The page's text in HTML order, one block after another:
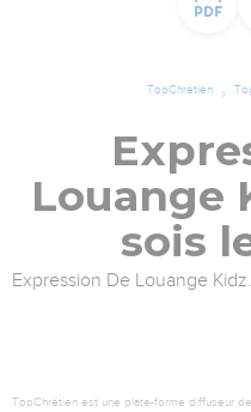
TopChrétien
Louange
sois
Expression De Louange Kidz.
TopChrétien est une plate-forme diffuseur